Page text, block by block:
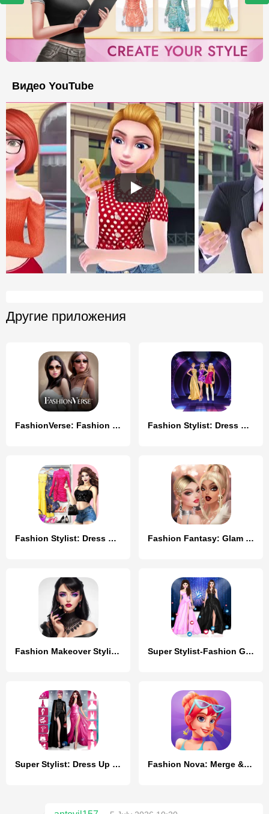
Видео YouTube
Другие приложения
FashionVerse: Fashion Makeover Fashion Stylist: Dress Up Game
Fashion Stylist: Dress Up Game Fashion Fantasy: Glam Stylist
Fashion Makeover Stylist Game Super Stylist-Fashion Games
Super Stylist: Dress Up Games Fashion Nova: Merge & Stylist